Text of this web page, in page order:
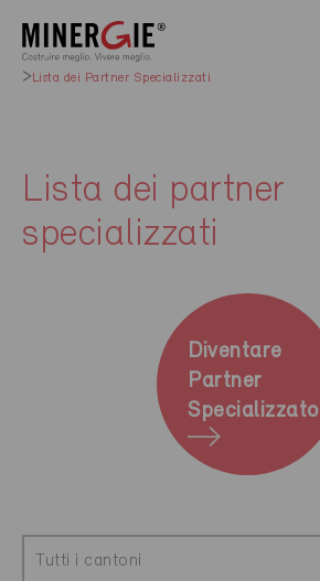
Lista dei Partner Specializzati
Lista dei partner
specializzati
Diventare
Partner
Specializzato
Tutti i cantoni